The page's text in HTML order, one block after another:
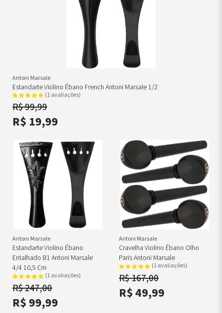
Antoni Marsale
Estandarte Violino Ébano French Antoni Marsale 1/2
(1 avaliações)
R$ 99,99
R$ 19,99
Antoni Marsale
Estandarte Violino Ébano
Entalhado B1 Antoni Marsale
4/4 10,5 Cm
(1 avaliações)
R$ 247,00
R$ 99,99
Antoni Marsale
Cravelha Violino Ébano Olho
Paris Antoni Marsale
(1 avaliações)
R$ 167,00
R$ 49,99